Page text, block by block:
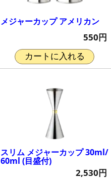
メジャーカップ アメリカン
550円
カートに入れる
スリム メジャーカップ 30ml/
60ml (目盛付)
2,530円